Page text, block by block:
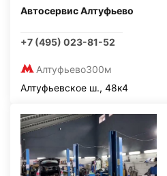
Автосервис Алтуфьево
+7 (495) 023-81-52
Алтуфьево300м
Алтуфьевское ш., 48к4